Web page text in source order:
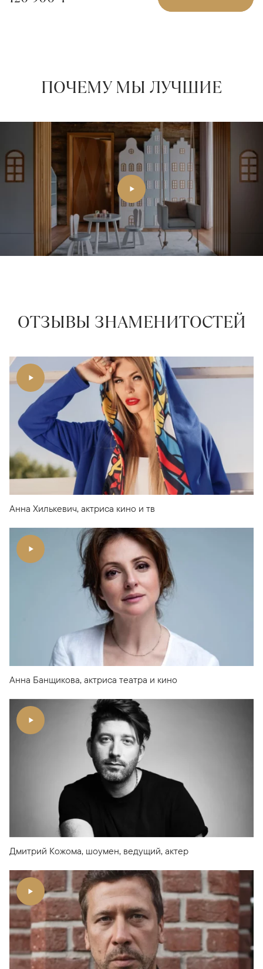
ПОЧЕМУ МЫ ЛУЧШИЕ
ОТЗЫВЫ ЗНАМЕНИТОСТЕЙ
Анна Хилькевич, актриса кино и тв
Анна Банщикова, актриса театра и кино
Дмитрий Кожома, шоумен, ведущий, актер